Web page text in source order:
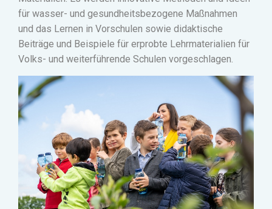
für wasser- und gesundheitsbezogene Maßnahmen
und das Lernen in Vorschulen sowie didaktische
Beiträge und Beispiele für erprobte Lehrmaterialien für
Volks- und weiterführende Schulen vorgeschlagen.